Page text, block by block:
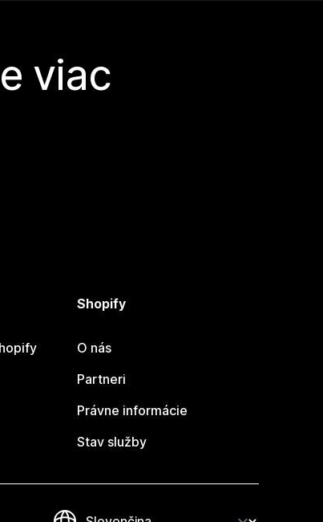
viac
Shopify
O nás
Partneri
Právne informácie
Stav služby